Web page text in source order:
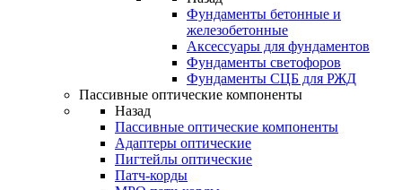
Фундаменты бетонные и
железобетонные
Аксессуары для фундаментов
Фундаменты светофоров
Фундаменты СЦБ для РЖД
Пассивные оптические компоненты
Назад
Пассивные оптические компоненты
Адаптеры оптические
Пигтейлы оптические
Патч-корды